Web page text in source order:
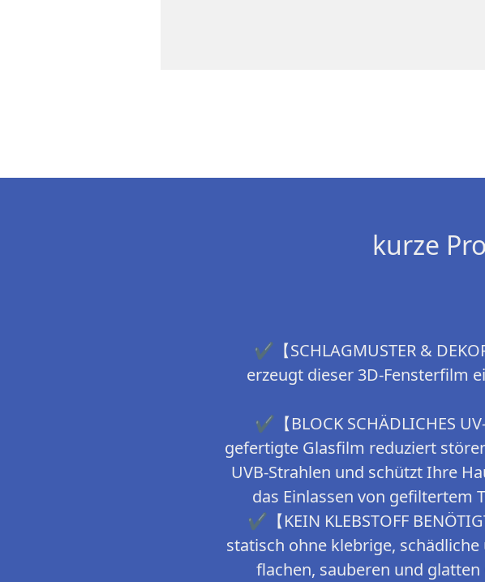
kurze
✔【SCHLAGMUSTER &
erzeugt dieser 3D-Fensterfilm
✔【BLOCK SCHÄDLICHES
gefertigte Glasfilm reduziert
UVB-Strahlen und schützt Ihre
das Einlassen von gefiltertem
✔【KEIN KLEBSTOFF
statisch ohne klebrige,
flachen, sauberen und